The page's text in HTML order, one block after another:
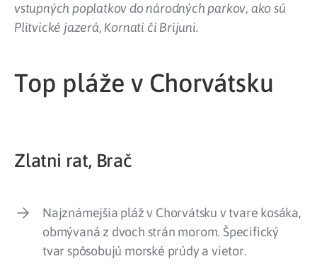
vstupných poplatkov do národných parkov, ako sú
Plitvické jazerá, Kornati či Brijuni. ​
Top pláže v Chorvátsku
Zlatni rat, Brač
Najznámejšia pláž v Chorvátsku v tvare kosáka,
obmývaná z dvoch strán morom. Špecifický
tvar spôsobujú morské prúdy a vietor.